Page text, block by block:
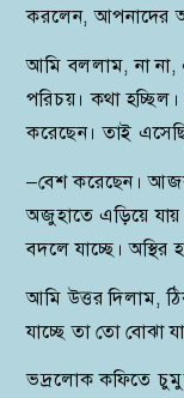
করলেন, আপনাদের
আমি বললাম, না
পরিচয়। কথা
করেছেন। তাই
–বেশ করেছেন।
অজুহাতে এড়িয়ে
বদলে যাচ্ছে।
আমি উত্তর দিলাম,
যাচ্ছে তা তো বোঝা
ভদ্রলোক কফিতে